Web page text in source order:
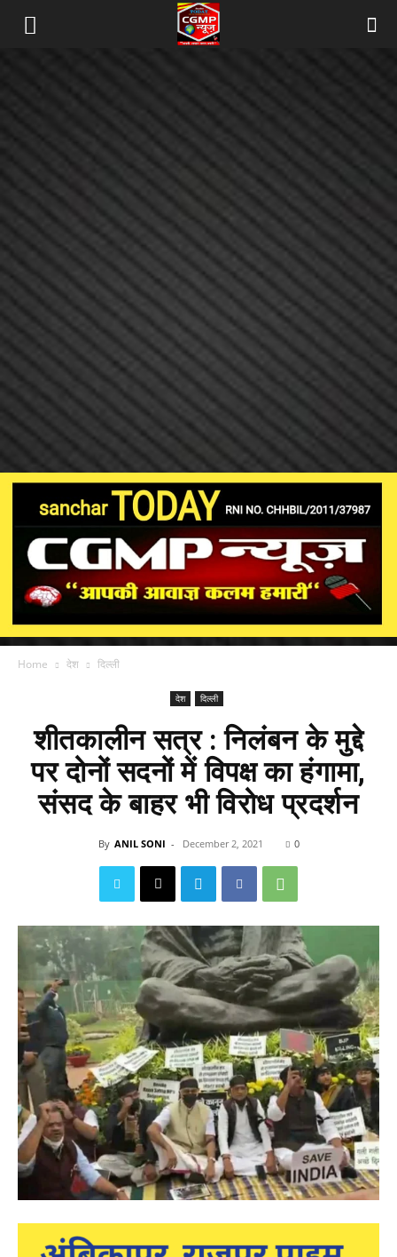
Home देश दिल्ली
देश दिल्ली
शीतकालीन सत्र : निलंबन के मुद्दे
पर दोनों सदनों में विपक्ष का हंगामा,
संसद के बाहर भी विरोध प्रदर्शन
By ANIL SONI - December 2, 2021 0